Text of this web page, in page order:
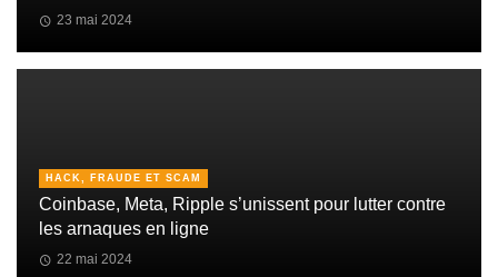
23 mai 2024
HACK, FRAUDE ET SCAM
Coinbase, Meta, Ripple s’unissent pour lutter contre
les arnaques en ligne
22 mai 2024